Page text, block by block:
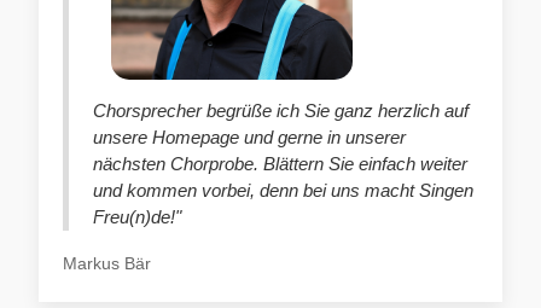
Chorsprecher begrüße ich Sie ganz herzlich auf
unsere Homepage und gerne in unserer
nächsten Chorprobe. Blättern Sie einfach weiter
und kommen vorbei, denn bei uns macht Singen
Freu(n)de!"
Markus Bär